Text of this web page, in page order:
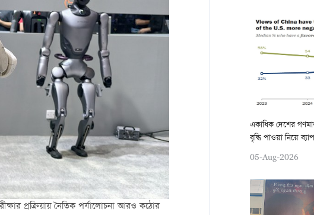
প্রক্রিয়ায় নৈতিক পর্যালোচনা আরও কঠোর
একাধিক দেশের
বৃদ্ধি পাওয়া নিয়ে
05-Aug-2026